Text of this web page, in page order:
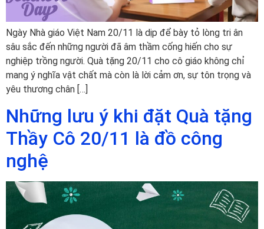
Ngày Nhà giáo Việt Nam 20/11 là dịp để bày tỏ lòng tri ân
sâu sắc đến những người đã âm thầm cống hiến cho sự
nghiệp trồng người. Quà tặng 20/11 cho cô giáo không chỉ
mang ý nghĩa vật chất mà còn là lời cảm ơn, sự tôn trọng và
yêu thương chân […]
Những lưu ý khi đặt Quà tặng
Thầy Cô 20/11 là đồ công
nghệ